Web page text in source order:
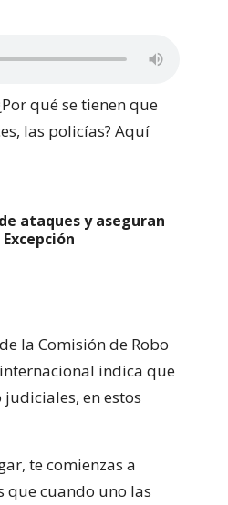
qué se tienen que
las policías? Aquí
ataques y aseguran
la Comisión de Robo
indica que
en estos
te comienzas a
que cuando uno las